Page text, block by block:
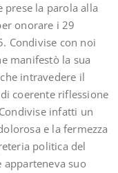
prese la parola alla
onorare i 29
Condivise con noi
manifestò la sua
intravedere il
coerente riflessione
infatti un
e la fermezza
politica del
suo